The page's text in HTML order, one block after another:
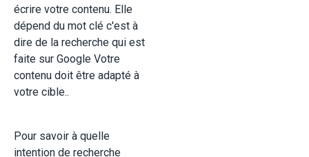
écrire votre contenu. Elle
dépend du mot clé c'est à
dire de la recherche qui est
faite sur Google Votre
contenu doit être adapté à
votre cible..
Pour savoir à quelle
intention de recherche